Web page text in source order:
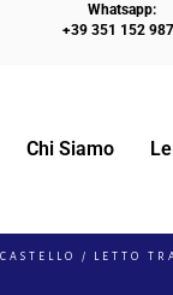
Whatsapp:
+39 351 152
Chi Siamo
LETTO